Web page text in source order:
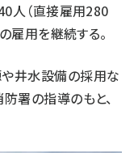
人（直接雇用280
雇用を継続する。
井水設備の採用な
署の指導のもと、